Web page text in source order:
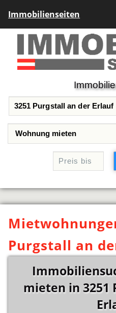
Immobilienseiten
Purgstall an
mieten in 3251